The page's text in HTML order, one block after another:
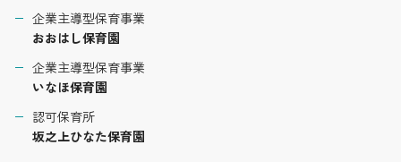
企業主導型保育事業
おおはし保育園
企業主導型保育事業
いなほ保育園
認可保育所
坂之上ひなた保育園